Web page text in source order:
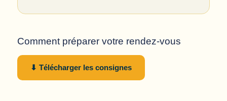
Comment préparer votre rendez-vous
⬇ Télécharger les consignes